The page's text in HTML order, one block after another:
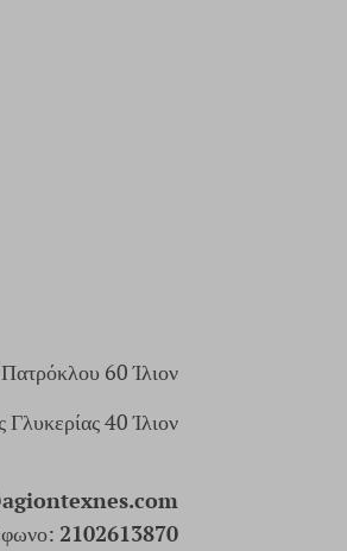
60 Ίλιον
40 Ίλιον
2102613870